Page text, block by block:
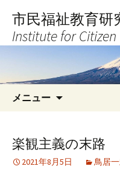
へ
キ
市民福祉教育研
Institute for
メニュー
楽観主義の末路
2021年8月5日 鳥居